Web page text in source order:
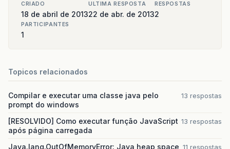
CRIADO
18 de abril de 2013
ULTIMA RESPOSTA
22 de abr. de 2013
RESPOSTAS
2
PARTICIPANTES
1
Topicos relacionados
Compilar e executar uma classe java pelo
prompt do windows
13 respostas
[RESOLVIDO] Como executar função JavaScript
após página carregada
13 respostas
Java.lang.OutOfMemoryError: Java heap space 11 respostas